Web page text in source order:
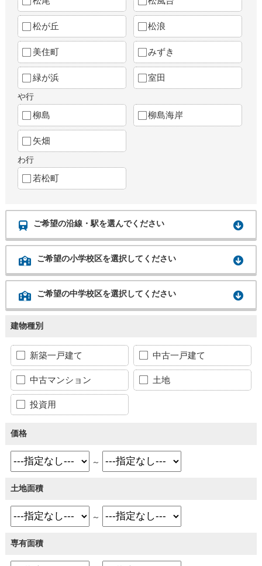
松が丘 松浪
美住町 みずき
緑が浜 室田
や行
柳島 柳島海岸
矢畑
わ行
若松町
ご希望の沿線・駅を選んでください
ご希望の小学校区を選択してください
ご希望の中学校区を選択してください
建物種別
新築一戸建て 中古一戸建て
中古マンション 土地
投資用
価格
～
土地面積
～
専有面積